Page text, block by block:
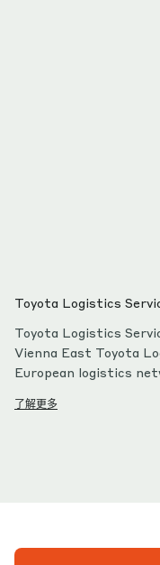
Toyota Logistics
Toyota Logistics
Vienna East Toyota
European logistics
了解更多